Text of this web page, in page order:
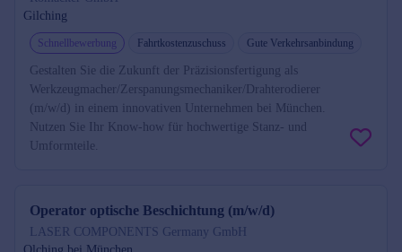
Gilching
Schnellbewerbung Fahrtkostenzuschuss Gute Verkehrsanbindung
Gestalten Sie die Zukunft der Präzisionsfertigung als
Werkzeugmacher/Zerspanungsmechaniker/Drahterodierer
(m/w/d) in einem innovativen Unternehmen bei München.
Nutzen Sie Ihr Know-how für hochwertige Stanz- und
Umformteile.
Operator optische Beschichtung (m/w/d)
LASER COMPONENTS Germany GmbH